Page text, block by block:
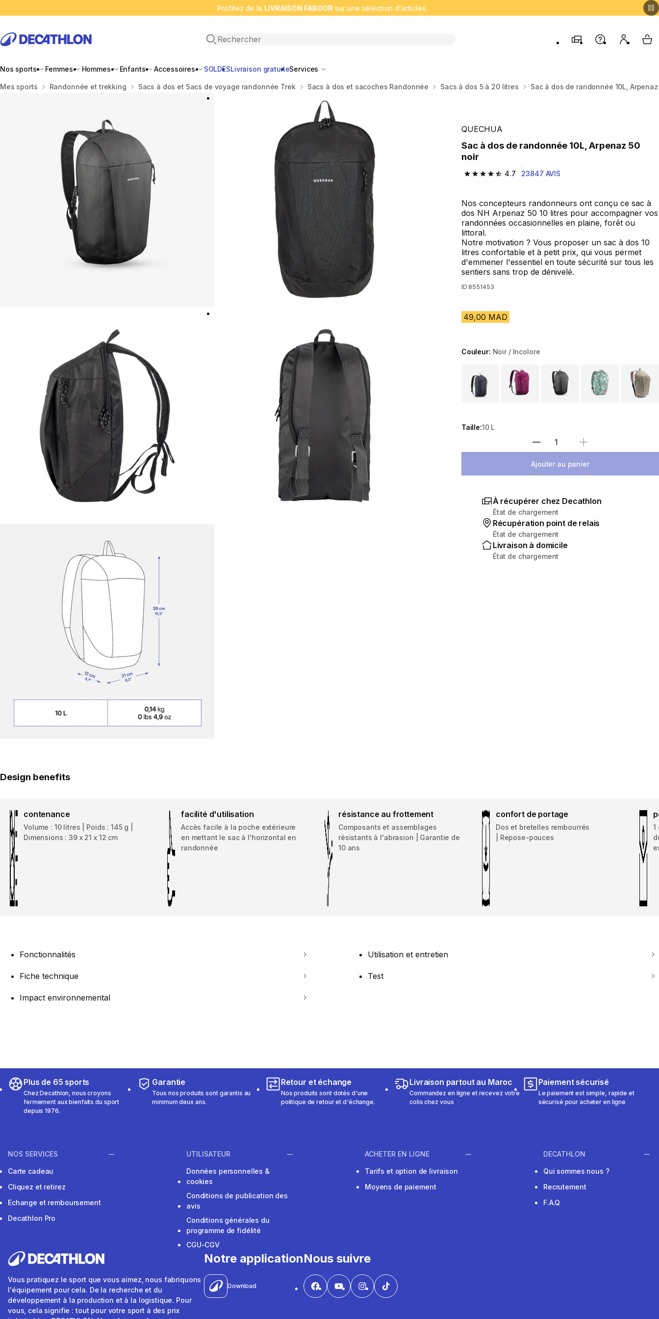
Profitez de la LIVRAISON FABOOR sur une sélection d'articles
Open search
MagasinsAide Mon My
Nos sports Femmes Hommes Enfants Accessoires SOLDESLivraison gratuiteServices
Accueil
Mes sports Randonnée et trekking Sacs à dos et Sacs de voyage randonnée Trek Sacs à dos et sacoches Randonnée Sacs à dos 5 à 20 litres Sac à dos de randonnée 10L,
QUECHUA
Sac à dos de randonnée 10L, Arpenaz 50
noir
4.7
4.7 out of 5 stars from 23847 reviews
23847 AVIS
Nos concepteurs randonneurs ont conçu ce sac à
dos NH Arpenaz 50 10 litres pour accompagner vos
randonnées occasionnelles en plaine, forêt ou
littoral.
Notre motivation ? Vous proposer un sac à dos 10
litres confortable et à petit prix, qui vous permet
d'emmener l'essentiel en toute sécurité sur tous les
sentiers sans trop de dénivelé.
ID 8551453
49,00 MAD
Couleur: Noir / Incolore
Choose a variant
Taille:10 L
Sélectionnez la quantité
Ajouter au panier
À récupérer chez Decathlon
État de chargement
Récupération point de relais
État de chargement
Livraison à domicile
État de chargement
Design benefits
contenance
Volume : 10 litres | Poids : 145 g |
Dimensions : 39 x 21 x 12 cm
facilité d'utilisation
Accès facile à la poche extérieure
en mettant le sac à l'horizontal en
randonnée
résistance au frottement
Composants et assemblages
résistants à l'abrasion | Garantie de
10 ans
confort de portage
Dos et bretelles rembourrés
| Repose-pouces
1
Fonctionnalités Utilisation et entretien
Fiche technique Test
Impact environnemental
Plus de 65 sports
Chez Decathlon, nous croyons
fermement aux bienfaits du sport
depuis 1976.
Garantie
Tous nos produits sont garantis au
minimum deux ans.
Retour et échange
Nos produits sont dotés d'une
politique de retour et d'échange.
Livraison partout au Maroc
Commandez en ligne et recevez votre
colis chez vous
Paiement sécurisé
Le paiement est simple, rapide et
sécurisé pour acheter en ligne
NOS SERVICES
Carte cadeau
Cliquez et retirez
Echange et remboursement
Decathlon Pro
UTILISATEUR
Données personnelles &
cookies
Conditions de publication des
avis
Conditions générales du
programme de fidélité
CGU-CGV
ACHETER EN LIGNE
Tarifs et option de livraison
Moyens de paiement
DECATHLON
Qui sommes nous ?
Recrutement
F.A.Q
Vous pratiquez le sport que vous aimez, nous fabriquons
l'équipement pour cela. De la recherche et du
développement à la production et à la logistique. Pour
vous, cela signifie : tout pour votre sport à des prix
Notre application
Download
Nous suivre